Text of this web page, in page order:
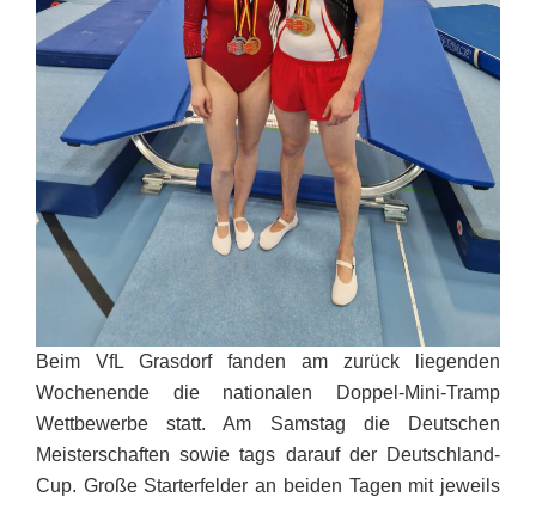
Beim VfL Grasdorf fanden am zurück liegenden
Wochenende die nationalen Doppel-Mini-Tramp
Wettbewerbe statt. Am Samstag die Deutschen
Meisterschaften sowie tags darauf der Deutschland-
Cup. Große Starterfelder an beiden Tagen mit jeweils